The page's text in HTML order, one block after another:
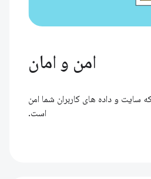
امن و امان
سایت و داده های کاربران شما امن
است.